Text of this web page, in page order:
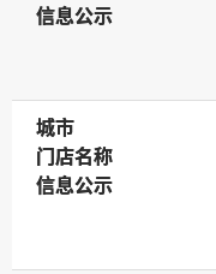
信息公示
信息公示
城市
城市
门店名称
门店名称
信息公示
信息公示